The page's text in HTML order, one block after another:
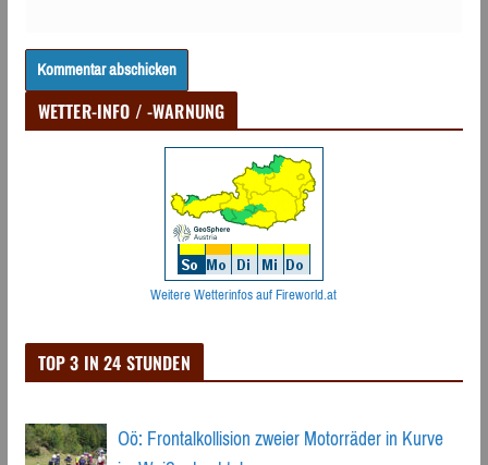
WETTER-INFO / -WARNUNG
Weitere Wetterinfos auf Fireworld.at
TOP 3 IN 24 STUNDEN
Oö: Frontalkollision zweier Motorräder in Kurve